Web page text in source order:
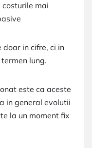
mai
doar in cifre, ci in
lung.
este ca aceste
in general evolutii
la un moment fix